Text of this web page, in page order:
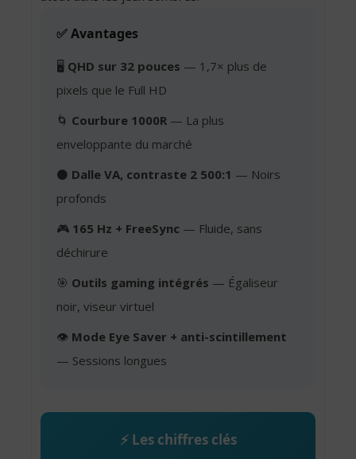
✅ Avantages
🖥️ QHD sur 32 pouces — 1,7× plus de
pixels que le Full HD
🌀 Courbure 1000R — La plus
enveloppante du marché
⚫ Dalle VA, contraste 2 500:1 — Noirs
profonds
🎮 165 Hz + FreeSync— Fluide, sans
déchirure
🎯 Outils gaming intégrés — Égaliseur
noir, viseur virtuel
👁️ Mode Eye Saver + anti-scintillement
— Sessions longues
⚡ Les chiffres clés